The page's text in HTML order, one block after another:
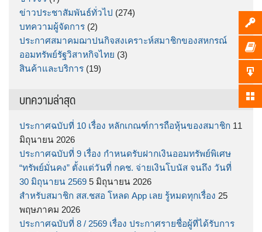
ข่าวประชาสัมพันธ์ทั่วไป (274)
บทความผู้จัดการ (2)
ประกาศสมาคมฌาปนกิจสงเคราะห์สมาชิกของสหกรณ์
ออมทรัพย์รัฐวิสาหกิจไทย (3)
สินค้าและบริการ (19)
บทความล่าสุด
ประกาศฉบับที่ 10 เรื่อง หลักเกณฑ์การถือหุ้นของสมาชิก 11
มิถุนายน 2026
ประกาศฉบับที่ 9 เรื่อง กำหนดรับฝากเงินออมทรัพย์พิเศษ
“ทรัพย์มั่นคง” ตั้งแต่วันที่ กคช. จ่ายเงินโบนัส จนถึง วันที่
30 มิถุนายน 2569 5 มิถุนายน 2026
สำหรับสมาชิก สส.ชสอ โหลด App เลย รู้หมดทุกเรื่อง 25
พฤษภาคม 2026
ประกาศฉบับที่ 8 / 2569 เรื่อง ประกาศรายชื่อผู้ที่ได้รับการ